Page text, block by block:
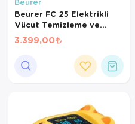
Hasta Bakım Ürünleri
Hasta Bakım Ürünleri
Hava nemlendirici
Beurer FC 25 Elektrikli
Vücut Temizleme ve
Masaj Fırçası – 2 Fırça
Başlığı, 2 Hız Kademesi,
IPX7 Su Geçirmez
3.399,00